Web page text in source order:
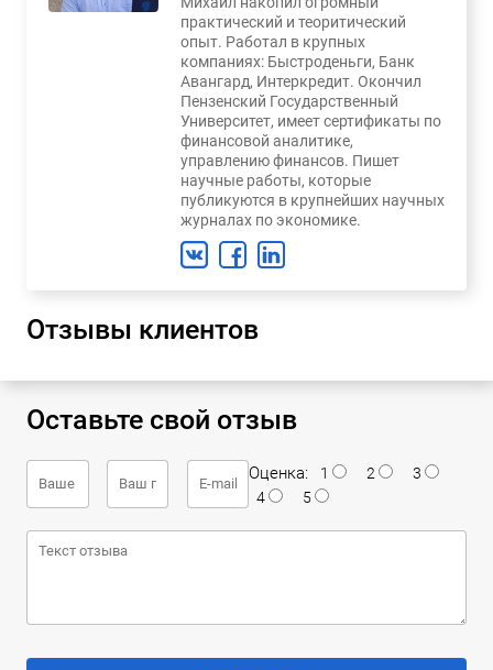
практический и теоритический
опыт. Работал в крупных
компаниях: Быстроденьги, Банк
Авангард, Интеркредит. Окончил
Пензенский Государственный
Университет, имеет сертификаты по
финансовой аналитике,
управлению финансов. Пишет
научные работы, которые
публикуются в крупнейших научных
журналах по экономике.
Отзывы клиентов
Оставьте свой отзыв
Оценка: 1 2
3
4
5